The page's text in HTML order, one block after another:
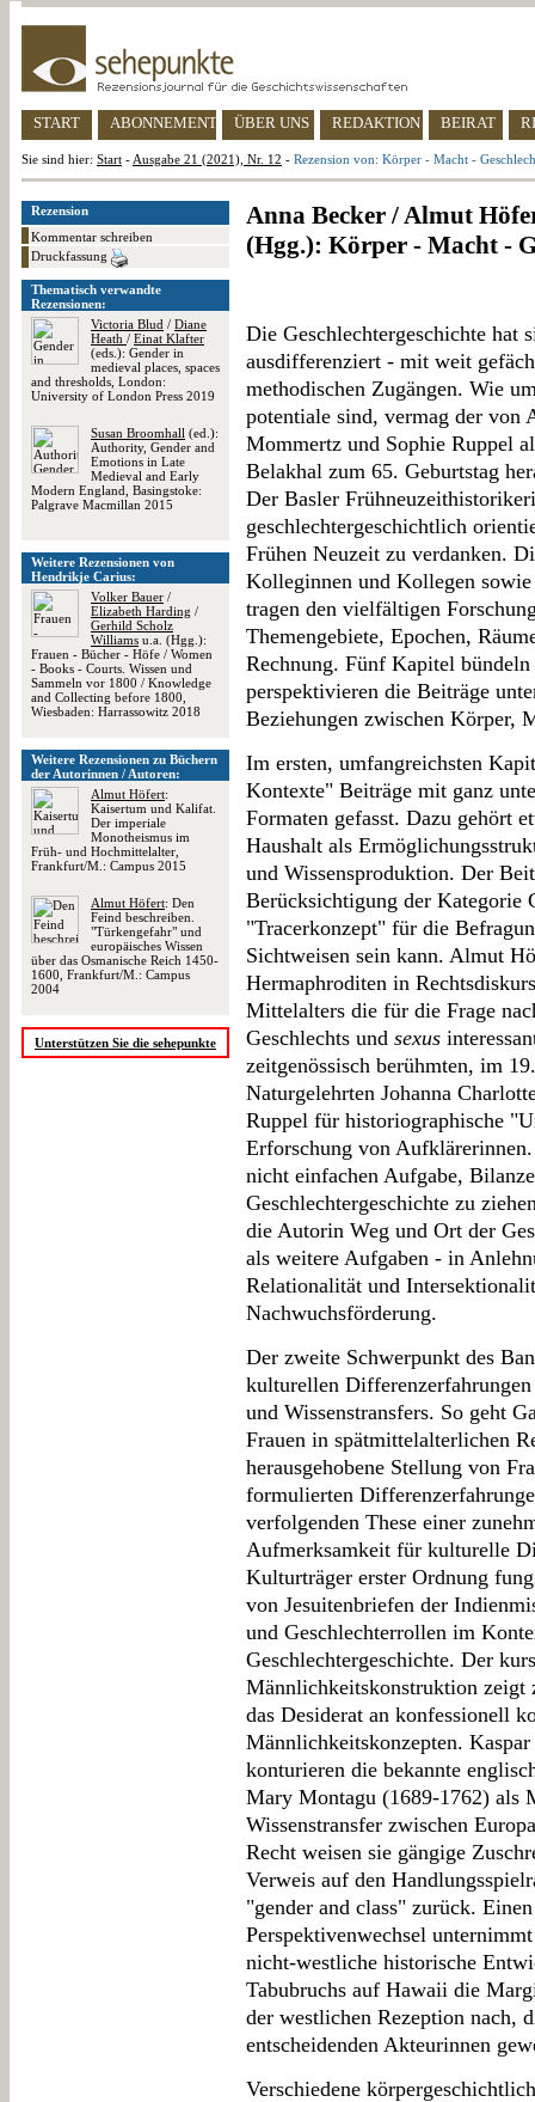
START ABONNEMENT ÜBER UNS REDAKTION BEIRAT
Sie sind hier: Start - Ausgabe 21 (2021), Nr. 12 - Rezension von: Körper - Macht -
Rezension
Kommentar schreiben
Druckfassung
Thematisch verwandte
Rezensionen:
Victoria Blud / Diane
Heath / Einat Klafter
(eds.): Gender in
medieval places, spaces
and thresholds, London:
University of London Press 2019
Susan Broomhall (ed.):
Authority, Gender and
Emotions in Late
Medieval and Early
Modern England, Basingstoke:
Palgrave Macmillan 2015
Weitere Rezensionen von
Hendrikje Carius:
Volker Bauer /
Elizabeth Harding /
Gerhild Scholz
Williams u.a. (Hgg.):
Frauen - Bücher - Höfe / Women
- Books - Courts. Wissen und
Sammeln vor 1800 / Knowledge
and Collecting before 1800,
Wiesbaden: Harrassowitz 2018
Weitere Rezensionen zu Büchern
der Autorinnen / Autoren:
Almut Höfert:
Kaisertum und Kalifat.
Der imperiale
Monotheismus im
Früh- und Hochmittelalter,
Frankfurt/M.: Campus 2015
Almut Höfert: Den
Feind beschreiben.
"Türkengefahr" und
europäisches Wissen
über das Osmanische Reich 1450-
1600, Frankfurt/M.: Campus
2004
Unterstützen Sie die sehepunkte
Anna Becker / Almut
(Hgg.): Körper - Macht -
Die Geschlechtergeschichte hat
ausdifferenziert - mit weit
methodischen Zugängen. Wie
potentiale sind, vermag der
Mommertz und Sophie Ruppel
Belakhal zum 65. Geburtstag
Der Basler
geschlechtergeschichtlich
Frühen Neuzeit zu verdanken.
Kolleginnen und Kollegen
tragen den vielfältigen
Themengebiete, Epochen,
Rechnung. Fünf Kapitel bündeln
perspektivieren die Beiträge
Beziehungen zwischen Körper,
Im ersten, umfangreichsten
Kontexte" Beiträge mit ganz
Formaten gefasst. Dazu gehört
Haushalt als
und Wissensproduktion. Der
Berücksichtigung der Kategorie
"Tracerkonzept" für die
Sichtweisen sein kann. Almut
Hermaphroditen in
Mittelalters die für die Frage
Geschlechts und sexus
zeitgenössisch berühmten, im
Naturgelehrten Johanna
Ruppel für historiographische
Erforschung von
nicht einfachen Aufgabe,
Geschlechtergeschichte zu
die Autorin Weg und Ort der
als weitere Aufgaben - in
Relationalität und
Nachwuchsförderung.
Der zweite Schwerpunkt des
kulturellen
und Wissenstransfers. So geht
Frauen in spätmittelalterlichen
herausgehobene Stellung von
formulierten
verfolgenden These einer
Aufmerksamkeit für kulturelle
Kulturträger erster Ordnung
von Jesuitenbriefen der
und Geschlechterrollen im
Geschlechtergeschichte. Der
Männlichkeitskonstruktion zeigt
das Desiderat an konfessionell
Männlichkeitskonzepten.
konturieren die bekannte
Mary Montagu (1689-1762)
Wissenstransfer zwischen
Recht weisen sie gängige
Verweis auf den
"gender and class" zurück.
Perspektivenwechsel
nicht-westliche historische
Tabubruchs auf Hawaii die
der westlichen Rezeption nach,
entscheidenden Akteurinnen
Verschiedene